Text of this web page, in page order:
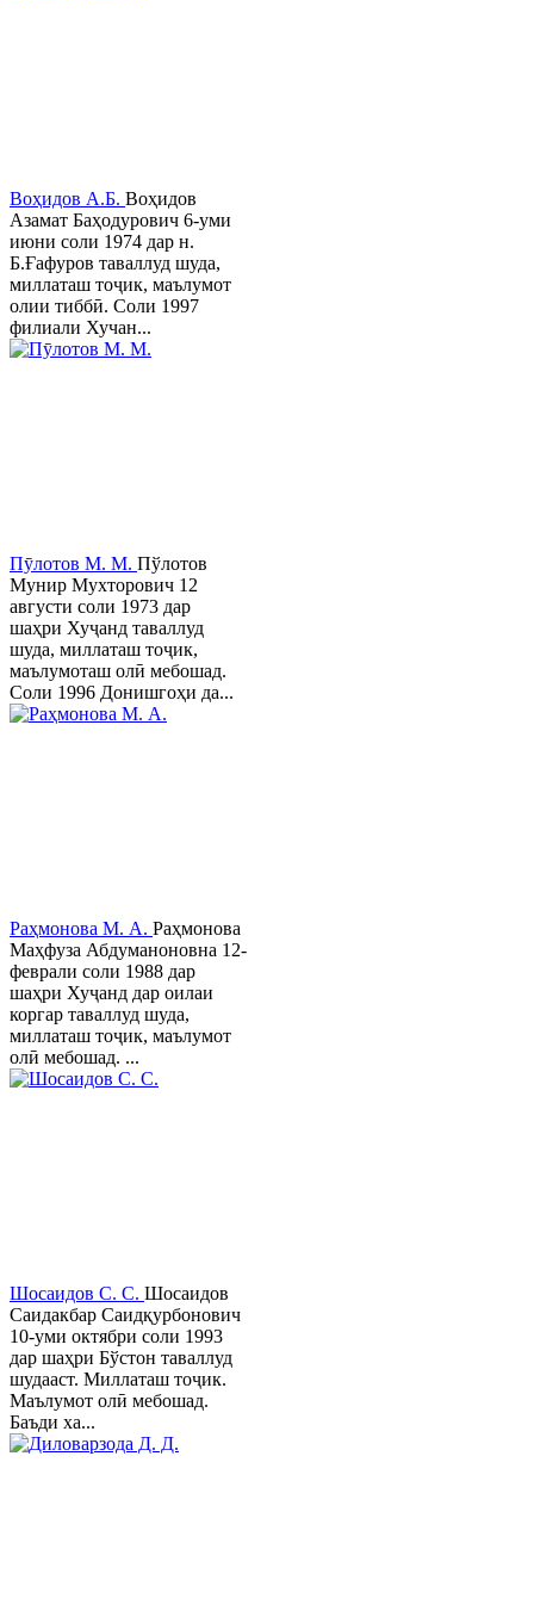
Воҳидов А.Б. Воҳидов
Азамат Баҳодурович 6-уми
июни соли 1974 дар н.
Б.Ғафуров таваллуд шуда,
миллаташ тоҷик, маълумот
олии тиббӣ. Соли 1997
филиали Хучан...
Пӯлотов М. М. Пўлотов
Мунир Мухторович 12
августи соли 1973 дар
шаҳри Хуҷанд таваллуд
шуда, миллаташ тоҷик,
маълумоташ олӣ мебошад.
Соли 1996 Донишгоҳи да...
Раҳмонова М. А. Раҳмонова
Маҳфуза Абдуманоновна 12-
феврали соли 1988 дар
шаҳри Хуҷанд дар оилаи
коргар таваллуд шуда,
миллаташ тоҷик, маълумот
олӣ мебошад. ...
Шосаидов С. С. Шосаидов
Саидакбар Саидқурбонович
10-уми октябри соли 1993
дар шаҳри Бўстон таваллуд
шудааст. Миллаташ тоҷик.
Маълумот олӣ мебошад.
Баъди ха...